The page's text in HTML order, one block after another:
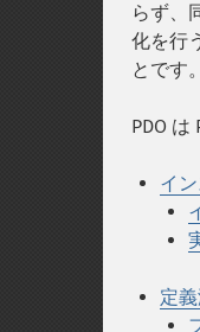
らず、
化を行
とです
PDO は
イ
定